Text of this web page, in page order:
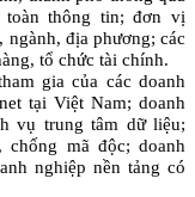
thông tin; đơn vị
ngành, địa phương; các
tổ chức tài chính.
gia của các doanh
tại Việt Nam; doanh
vụ trung tâm dữ liệu;
chống mã độc; doanh
nghiệp nền tảng có